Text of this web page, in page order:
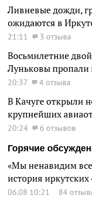
Ливневые дожди,
ожидаются в
21:11 3 отзыва
Восьмилетние
Луньковы пропали
20:37 4 отзыва
В Качуге открыли
крупнейших
20:24
6 отзывов
Горячие
«Мы ненавидим
история
06.08 10:21 84